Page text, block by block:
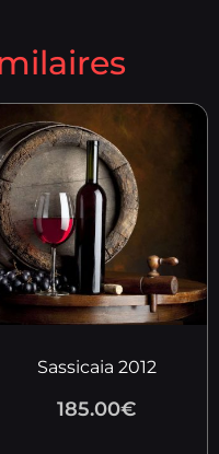
Sassicaia 2012
185.00€